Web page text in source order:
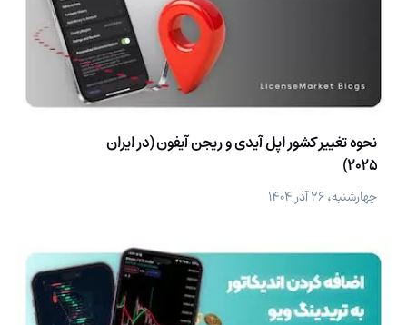
نحوه تغییر کشور اپل آیدی و ریجن آیفون (در ایران
2025)
چهارشنبه، ۲۶ آذر ۱۴۰۴